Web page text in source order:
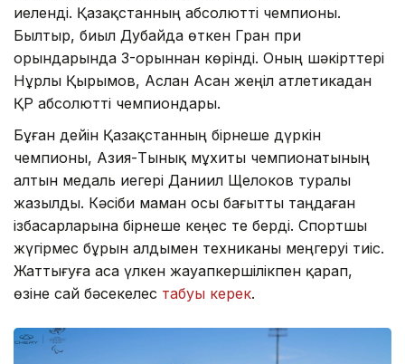
иеленді. Қазақстанның абсолютті чемпионы.
Былтыр, биыл Дубайда өткен Гран при
орындарында 3-орыннан көрінді. Оның шәкірттері
Нұрлы Қырымов, Аслан Асан жеңіл атлетикадан
ҚР абсолютті чемпиондары.
Бұған дейін Қазақстанның бірнеше дүркін
чемпионы, Азия-Тынық мұхиты чемпионатының
алтын медаль иегері Даниил Щелоков туралы
жазылды. Кәсіби маман осы бағытты таңдаған
ізбасарларына бірнеше кеңес те берді. Спортшы
жүгірмес бұрын алдымен техниканы меңгеруі тиіс.
Жаттығуға аса үлкен жауапкершілікпен қарап,
өзіне сай бәсекелес табуы керек.